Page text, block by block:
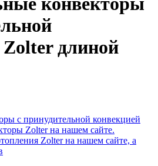
длиной
с принудительной конвекцией
Zolter на нашем сайте.
Zolter на нашем сайте, а